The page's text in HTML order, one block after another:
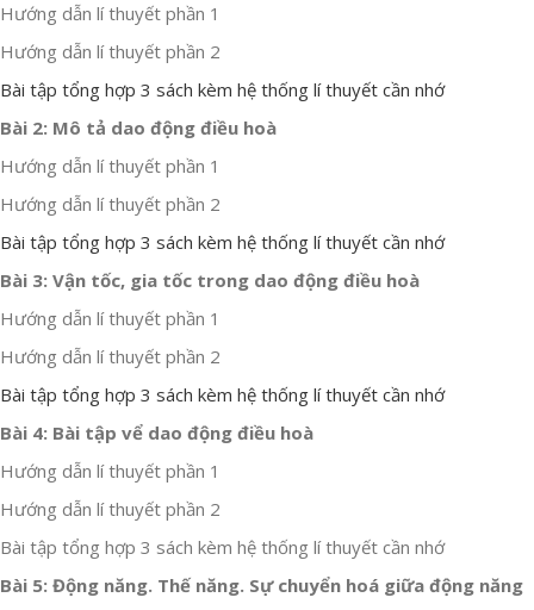
Hướng dẫn lí thuyết phần 1
Hướng dẫn lí thuyết phần 2
Bài tập tổng hợp 3 sách kèm hệ thống lí thuyết cần nhớ
Bài 2: Mô tả dao động điều hoà
Hướng dẫn lí thuyết phần 1
Hướng dẫn lí thuyết phần 2
Bài tập tổng hợp 3 sách kèm hệ thống lí thuyết cần nhớ
Bài 3: Vận tốc, gia tốc trong dao động điều hoà
Hướng dẫn lí thuyết phần 1
Hướng dẫn lí thuyết phần 2
Bài tập tổng hợp 3 sách kèm hệ thống lí thuyết cần nhớ
Bài 4: Bài tập vể dao động điều hoà
Hướng dẫn lí thuyết phần 1
Hướng dẫn lí thuyết phần 2
Bài tập tổng hợp 3 sách kèm hệ thống lí thuyết cần nhớ
Bài 5: Động năng. Thế năng. Sự chuyển hoá giữa động năng